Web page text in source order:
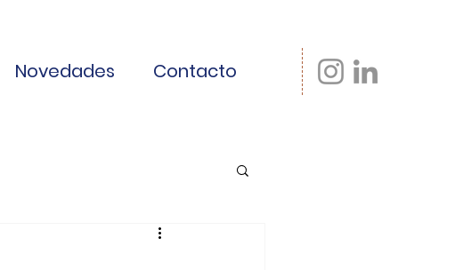
Novedades Contacto